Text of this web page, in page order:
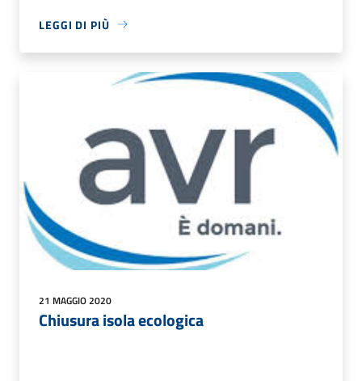
LEGGI DI PIÙ
21 MAGGIO 2020
Chiusura isola ecologica